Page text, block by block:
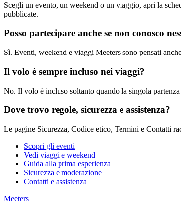
Scegli un evento, un weekend o un viaggio, apri la
pubblicate.
Posso partecipare anche se non conosco
Sì. Eventi, weekend e viaggi Meeters sono pensati
Il volo è sempre incluso nei viaggi?
No. Il volo è incluso soltanto quando la singola
Dove trovo regole, sicurezza e assistenza?
Le pagine Sicurezza, Codice etico, Termini e Contatti
Scopri gli eventi
Vedi viaggi e weekend
Guida alla prima esperienza
Sicurezza e moderazione
Contatti e assistenza
Meeters